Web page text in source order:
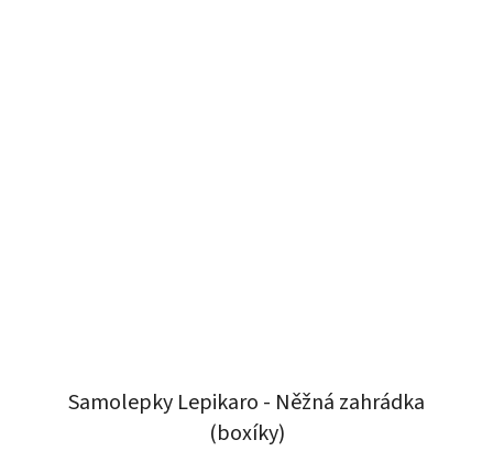
Samolepky Lepikaro - Něžná zahrádka
(boxíky)